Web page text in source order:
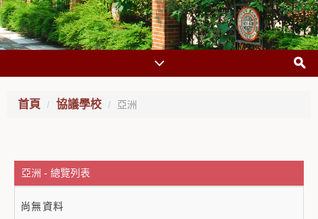
首頁 協議學校 亞洲
亞洲 - 總覽列表
尚無資料